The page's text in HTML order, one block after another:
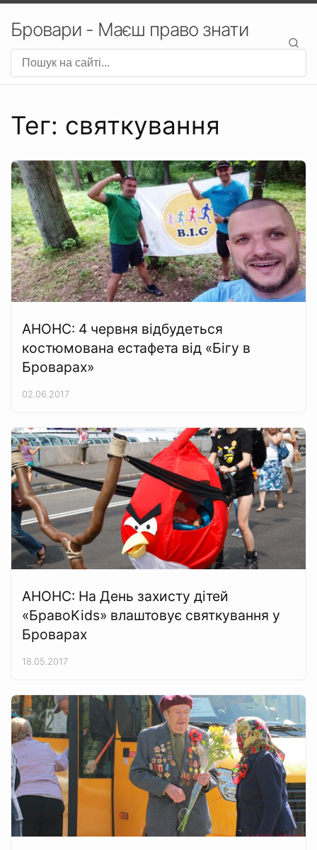
Бровари - Маєш право знати
Тег: святкування
АНОНС: 4 червня відбудеться
костюмована естафета від «Бігу в
Броварах»
02.06.2017
АНОНС: На День захисту дітей
«БравоKids» влаштовує святкування у
Броварах
18.05.2017